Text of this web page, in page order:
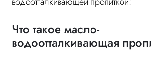
Что такое масло-
водоотталкивающая